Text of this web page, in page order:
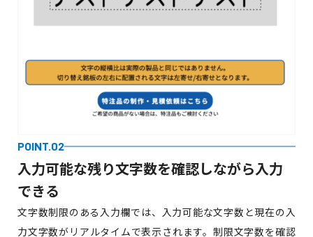
POINT.02
入力可能な残り文字数を確認しながら入力
できる
文字数制限のある入力欄では、入力可能な文字数と現在の入
力文字数がリアルタイムで表示されます。制限文字数を確認